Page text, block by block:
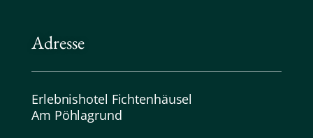
Adresse
Erlebnishotel Fichtenhäusel
Am Pöhlagrund